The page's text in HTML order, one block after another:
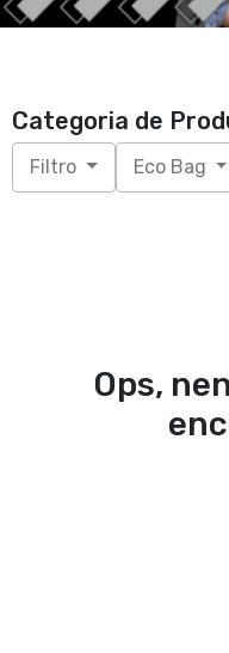
Categoria de
Filtro Eco Bag
Ops,